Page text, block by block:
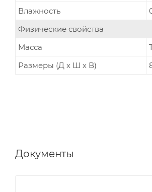
Влажность
Физические свойства
Масса
Размеры (Д х Ш х В)
Документы